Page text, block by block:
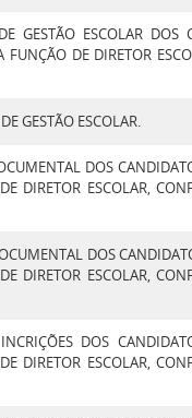
GESTÃO ESCOLAR DOS
DE DIRETOR
GESTÃO ESCOLAR.
DOS
DIRETOR ESCOLAR,
DOS
DIRETOR ESCOLAR,
DOS
DIRETOR ESCOLAR,